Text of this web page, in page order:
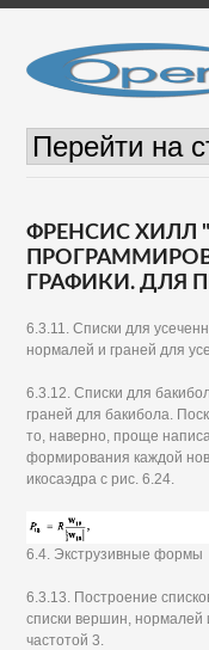
ФРЕНСИС ХИЛЛ
ГРАФИКИ. ДЛЯ
6.3.11. Списки для
нормалей и граней для
6.3.12. Списки для
граней для бакибола.
то, наверно, проще
формирования каждой
икосаэдра с рис. 6.24.
6.4. Экструзивные формы
6.3.13. Построение
списки вершин, нормалей
частотой 3.